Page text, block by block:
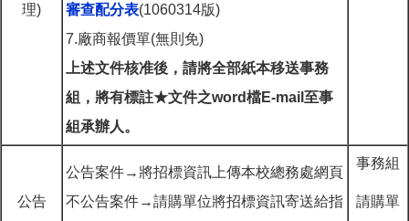
理)
審查配分表(1060314版)
7.廠商報價單(無則免)
上述文件核准後，請將全部紙本移送事務
組，將有標註★文件之word檔E-mail至事
組承辦人。
公告
公告案件→將招標資訊上傳本校總務處網頁
不公告案件→請購單位將招標資訊寄送給指
事務組
請購單